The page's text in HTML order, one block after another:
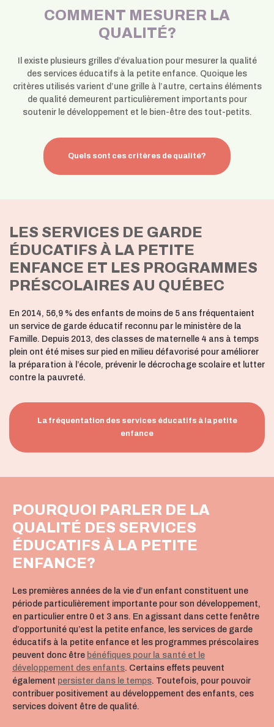
COMMENT MESURER LA
QUALITÉ?
Il existe plusieurs grilles d’évaluation pour mesurer la qualité
des services éducatifs à la petite enfance. Quoique les
critères utilisés varient d’une grille à l’autre, certains éléments
de qualité demeurent particulièrement importants pour
soutenir le développement et le bien-être des tout-petits.
Quels sont ces critères de qualité?
LES SERVICES DE GARDE
ÉDUCATIFS À LA PETITE
ENFANCE ET LES PROGRAMMES
PRÉSCOLAIRES AU QUÉBEC
En 2014, 56,9 % des enfants de moins de 5 ans fréquentaient
un service de garde éducatif reconnu par le ministère de la
Famille. Depuis 2013, des classes de maternelle 4 ans à temps
plein ont été mises sur pied en milieu défavorisé pour améliorer
la préparation à l’école, prévenir le décrochage scolaire et lutter
contre la pauvreté.
La fréquentation des services éducatifs à la petite
enfance
POURQUOI PARLER DE LA
QUALITÉ DES SERVICES
ÉDUCATIFS À LA PETITE
ENFANCE?
Les premières années de la vie d’un enfant constituent une
période particulièrement importante pour son développement,
en particulier entre 0 et 3 ans. En agissant dans cette fenêtre
d’opportunité qu’est la petite enfance, les services de garde
éducatifs à la petite enfance et les programmes préscolaires
peuvent donc être bénéfiques pour la santé et le
développement des enfants. Certains effets peuvent
également persister dans le temps. Toutefois, pour pouvoir
contribuer positivement au développement des enfants, ces
services doivent être de qualité.